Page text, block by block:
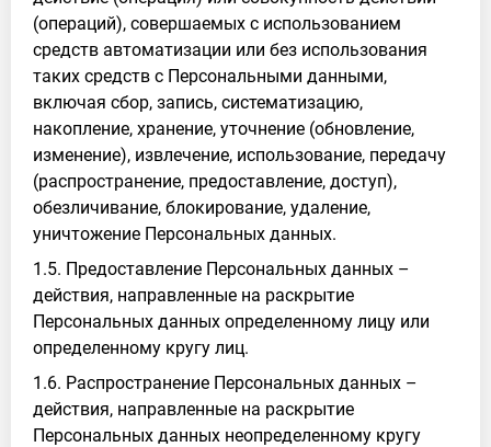
(операций), совершаемых с использованием
средств автоматизации или без использования
таких средств с Персональными данными,
включая сбор, запись, систематизацию,
накопление, хранение, уточнение (обновление,
изменение), извлечение, использование, передачу
(распространение, предоставление, доступ),
обезличивание, блокирование, удаление,
уничтожение Персональных данных.
1.5. Предоставление Персональных данных –
действия, направленные на раскрытие
Персональных данных определенному лицу или
определенному кругу лиц.
1.6. Распространение Персональных данных –
действия, направленные на раскрытие
Персональных данных неопределенному кругу